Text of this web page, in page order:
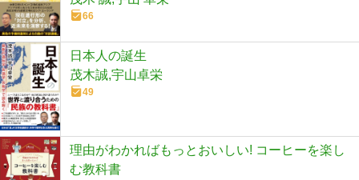
66
日本人の誕生
茂木誠,宇山卓栄
49
理由がわかればもっとおいしい! コーヒーを楽し
む教科書